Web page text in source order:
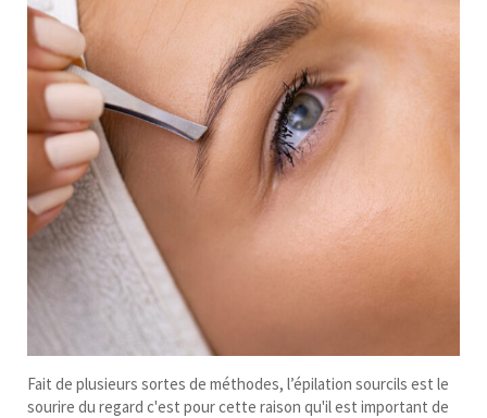
Fait de plusieurs sortes de méthodes, l’épilation sourcils est le
sourire du regard c'est pour cette raison qu'il est important de